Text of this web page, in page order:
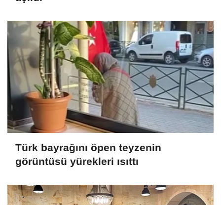
Türk bayrağını öpen teyzenin
görüntüsü yürekleri ısıttı